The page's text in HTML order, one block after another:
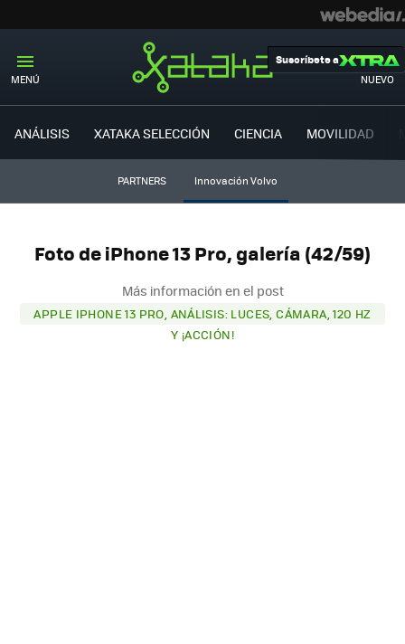
MENÚ NUEVO
Suscríbete a
ANÁLISIS XATAKA SELECCIÓN CIENCIA MOVILIDAD
PARTNERS Innovación Volvo
Foto de iPhone 13 Pro, galería (42/59)
Más información en el post
APPLE IPHONE 13 PRO, ANÁLISIS: LUCES, CÁMARA, 120 HZ
Y ¡ACCIÓN!